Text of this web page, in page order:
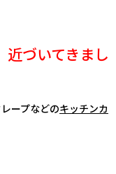
近づいてきまし
ープなどのキッチンカ